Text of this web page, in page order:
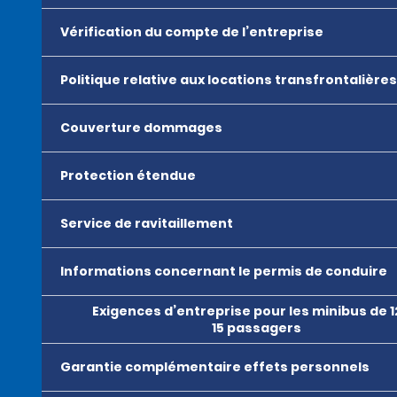
Vérification du compte de l’entreprise
Politique relative aux locations transfrontalières
Couverture dommages
Protection étendue
Service de ravitaillement
Informations concernant le permis de conduire
Exigences d’entreprise pour les minibus de
15 passagers
Garantie complémentaire effets personnels